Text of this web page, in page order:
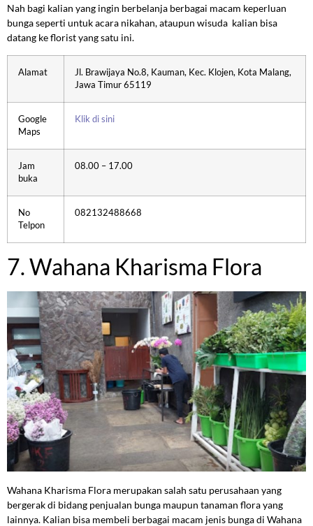
Nah bagi kalian yang ingin berbelanja berbagai macam keperluan
bunga seperti untuk acara nikahan, ataupun wisuda kalian bisa
datang ke florist yang satu ini.
Alamat
Jl. Brawijaya No.8, Kauman, Kec. Klojen, Kota Malang,
Jawa Timur 65119
Google
Maps
Klik di sini
Jam
buka
08.00 – 17.00
No
Telpon
082132488668
7. Wahana Kharisma Flora
Wahana Kharisma Flora merupakan salah satu perusahaan yang
bergerak di bidang penjualan bunga maupun tanaman flora yang
lainnya. Kalian bisa membeli berbagai macam jenis bunga di Wahana